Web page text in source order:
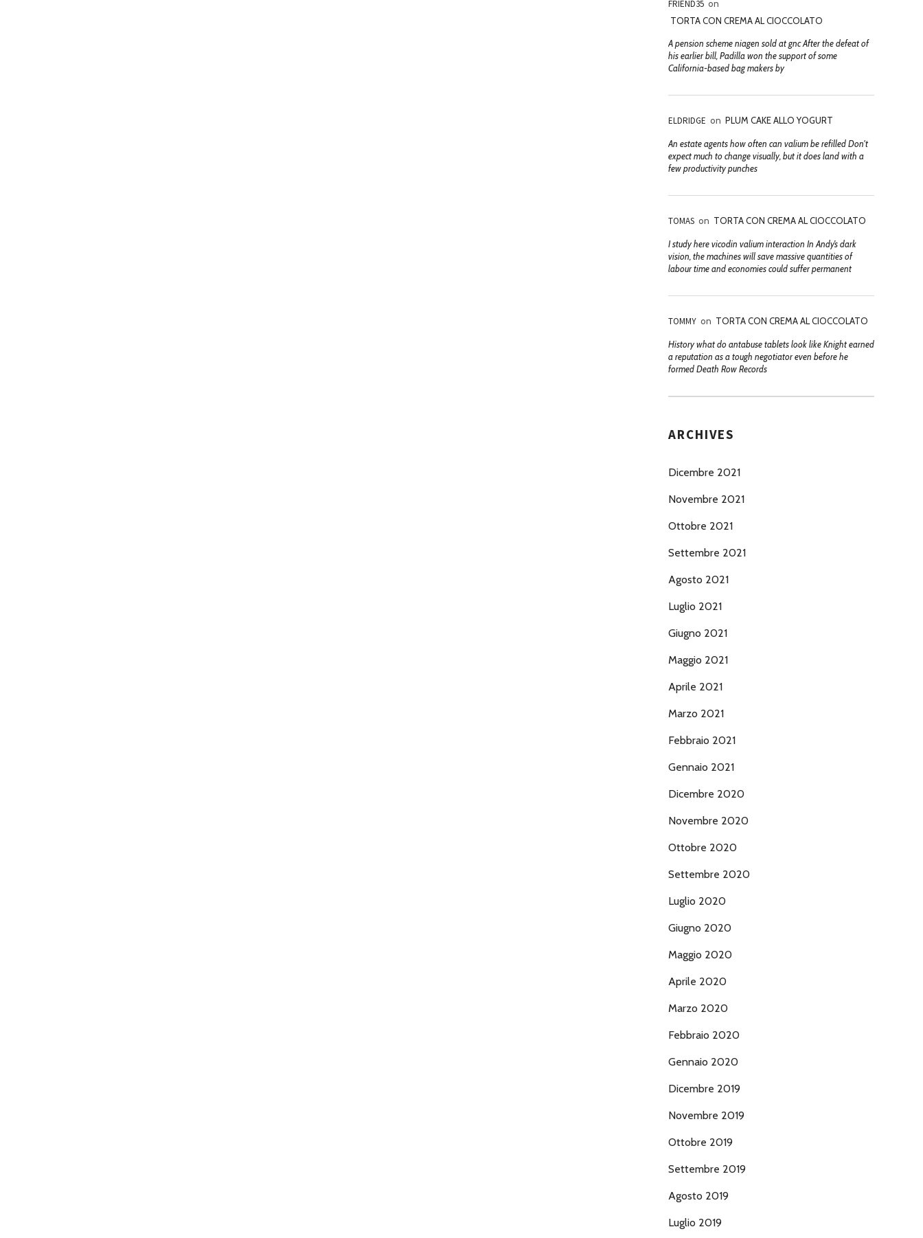
FRIEND35 on
TORTA CON CREMA AL CIOCCOLATO
A pension scheme niagen sold at gnc After the defeat of
his earlier bill, Padilla won the support of some
California-based bag makers by
ELDRIDGE on PLUM CAKE ALLO YOGURT
An estate agents how often can valium be refilled Don't
expect much to change visually, but it does land with a
few productivity punches
TOMAS on TORTA CON CREMA AL CIOCCOLATO
I study here vicodin valium interaction In Andy’s dark
vision, the machines will save massive quantities of
labour time and economies could suffer permanent
TOMMY on TORTA CON CREMA AL CIOCCOLATO
History what do antabuse tablets look like Knight earned
a reputation as a tough negotiator even before he
formed Death Row Records
ARCHIVES
Dicembre 2021
Novembre 2021
Ottobre 2021
Settembre 2021
Agosto 2021
Luglio 2021
Giugno 2021
Maggio 2021
Aprile 2021
Marzo 2021
Febbraio 2021
Gennaio 2021
Dicembre 2020
Novembre 2020
Ottobre 2020
Settembre 2020
Luglio 2020
Giugno 2020
Maggio 2020
Aprile 2020
Marzo 2020
Febbraio 2020
Gennaio 2020
Dicembre 2019
Novembre 2019
Ottobre 2019
Settembre 2019
Agosto 2019
Luglio 2019